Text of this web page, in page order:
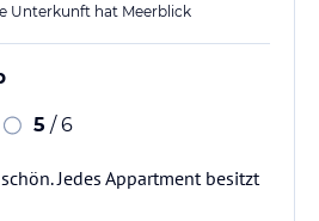
Unterkunft hat Meerblick
5 / 6
Jedes Appartment besitzt